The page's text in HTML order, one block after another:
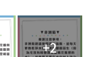
+2